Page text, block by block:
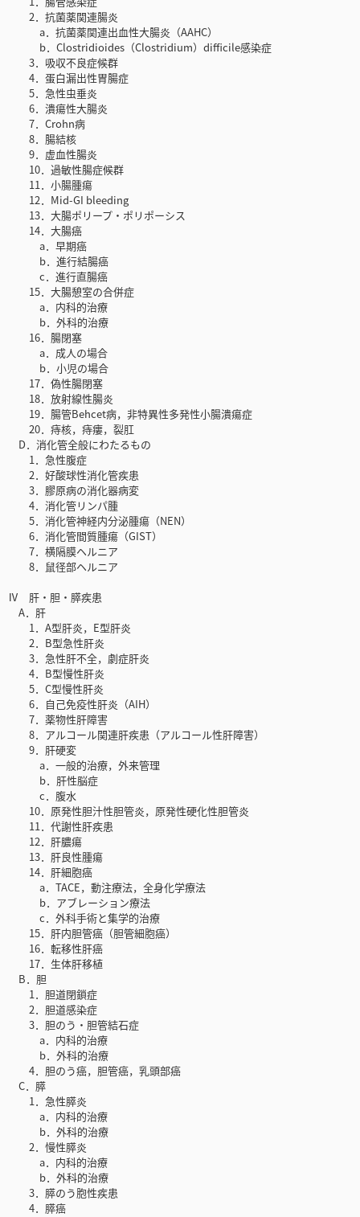
2．抗菌薬関連腸炎
a．抗菌薬関連出血性大腸炎（AAHC）
b．Clostridioides（Clostridium）difficile感染症
3．吸収不良症候群
4．蛋白漏出性胃腸症
5．急性虫垂炎
6．潰瘍性大腸炎
7．Crohn病
8．腸結核
9．虚血性腸炎
10．過敏性腸症候群
11．小腸腫瘍
12．Mid-GI bleeding
13．大腸ポリープ・ポリポーシス
14．大腸癌
a．早期癌
b．進行結腸癌
c．進行直腸癌
15．大腸憩室の合併症
a．内科的治療
b．外科的治療
16．腸閉塞
a．成人の場合
b．小児の場合
17．偽性腸閉塞
18．放射線性腸炎
19．腸管Behcet病，非特異性多発性小腸潰瘍症
20．痔核，痔瘻，裂肛
D．消化管全般にわたるもの
1．急性腹症
2．好酸球性消化管疾患
3．膠原病の消化器病変
4．消化管リンパ腫
5．消化管神経内分泌腫瘍（NEN）
6．消化管間質腫瘍（GIST）
7．横隔膜ヘルニア
8．鼠径部ヘルニア
Ⅳ 肝・胆・膵疾患
A．肝
1．A型肝炎，E型肝炎
2．B型急性肝炎
3．急性肝不全，劇症肝炎
4．B型慢性肝炎
5．C型慢性肝炎
6．自己免疫性肝炎（AIH）
7．薬物性肝障害
8．アルコール関連肝疾患（アルコール性肝障害）
9．肝硬変
a．一般的治療，外来管理
b．肝性脳症
c．腹水
10．原発性胆汁性胆管炎，原発性硬化性胆管炎
11．代謝性肝疾患
12．肝膿瘍
13．肝良性腫瘍
14．肝細胞癌
a．TACE，動注療法，全身化学療法
b．アブレーション療法
c．外科手術と集学的治療
15．肝内胆管癌（胆管細胞癌）
16．転移性肝癌
17．生体肝移植
B．胆
1．胆道閉鎖症
2．胆道感染症
3．胆のう・胆管結石症
a．内科的治療
b．外科的治療
4．胆のう癌，胆管癌，乳頭部癌
C．膵
1．急性膵炎
a．内科的治療
b．外科的治療
2．慢性膵炎
a．内科的治療
b．外科的治療
3．膵のう胞性疾患
4．膵癌